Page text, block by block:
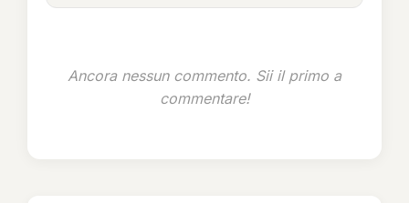
Ancora nessun commento. Sii il primo a
commentare!